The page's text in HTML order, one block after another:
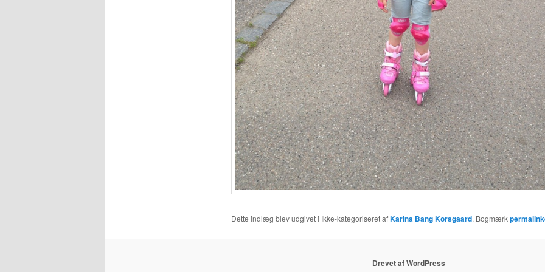
Dette indlæg blev udgivet i Ikke-kategoriseret afKarina Bang Korsgaard. Bogmærk
Drevet af WordPress